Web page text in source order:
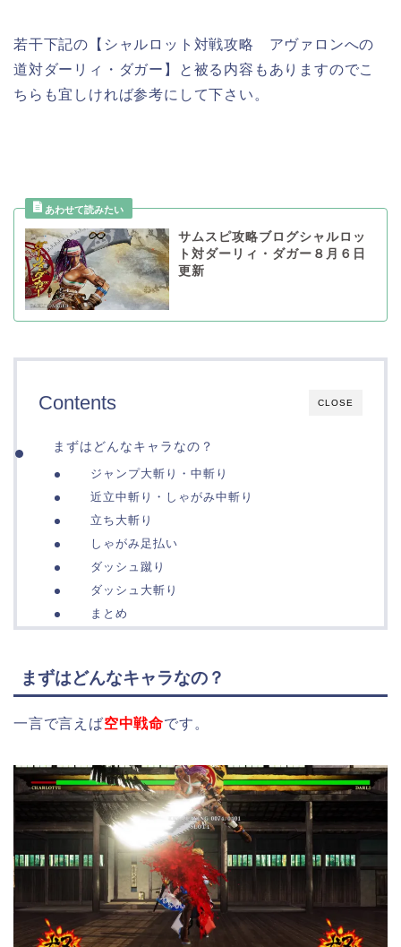
若干下記の【シャルロット対戦攻略 アヴァロンへの
道対ダーリィ・ダガー】と被る内容もありますのでこ
ちらも宜しければ参考にして下さい。
サムスピ攻略ブログシャルロッ
ト対ダーリィ・ダガー８月６日
更新
CLOSE
Contents
まずはどんなキャラなの？
ジャンプ大斬り・中斬り
近立中斬り・しゃがみ中斬り
立ち大斬り
しゃがみ足払い
ダッシュ蹴り
ダッシュ大斬り
まとめ
まずはどんなキャラなの？
一言で言えば空中戦命です。